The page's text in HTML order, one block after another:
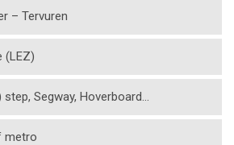
– Tervuren
(LEZ)
Segway, Hoverboard…
metro